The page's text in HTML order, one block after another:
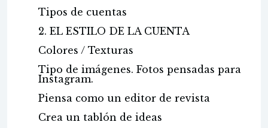
Tipos de cuentas
2. EL ESTILO DE LA CUENTA
Colores / Texturas
Tipo de imágenes. Fotos pensadas para
Instagram.
Piensa como un editor de revista
Crea un tablón de ideas